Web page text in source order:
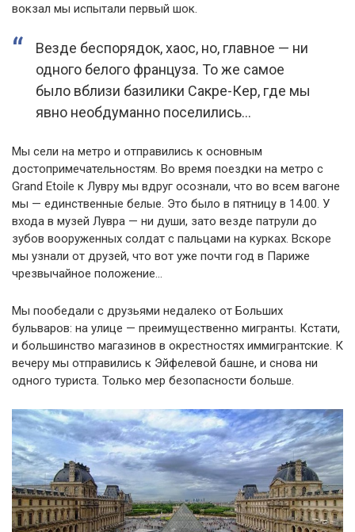
вокзал мы испытали первый шок.
Везде беспорядок, хаос, но, главное — ни
одного белого француза. То же самое
было вблизи базилики Сакре-Кер, где мы
явно необдуманно поселились…
Мы сели на метро и отправились к основным
достопримечательностям. Во время поездки на метро с
Grand Etoile к Лувру мы вдруг осознали, что во всем вагоне
мы — единственные белые. Это было в пятницу в 14.00. У
входа в музей Лувра — ни души, зато везде патрули до
зубов вооруженных солдат с пальцами на курках. Вскоре
мы узнали от друзей, что вот уже почти год в Париже
чрезвычайное положение…
Мы пообедали с друзьями недалеко от Больших
бульваров: на улице — преимущественно мигранты. Кстати,
и большинство магазинов в окрестностях иммигрантские. К
вечеру мы отправились к Эйфелевой башне, и снова ни
одного туриста. Только мер безопасности больше.